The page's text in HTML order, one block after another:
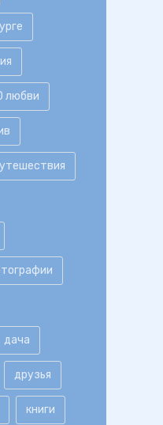
любви
дача
друзья
книги